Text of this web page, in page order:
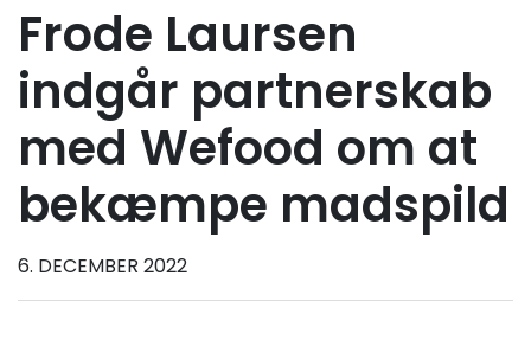
Frode Laursen
indgår partnerskab
med Wefood om at
bekæmpe madspild
6. DECEMBER 2022